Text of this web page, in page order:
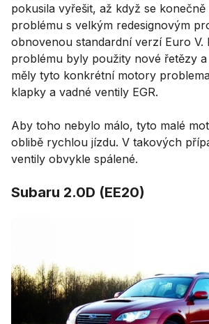
pokusila vyřešit, až když se konečně
problému s velkým redesignovým
obnovenou standardní verzí Euro V.
problému byly použity nové řetězy
měly tyto konkrétní motory
klapky a vadné ventily EGR.
Aby toho nebylo málo, tyto malé
oblibě rychlou jízdu. V takových
ventily obvykle spálené.
Subaru 2.0D (EE20)